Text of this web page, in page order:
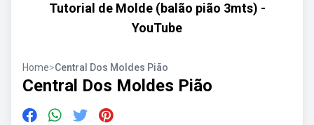
Tutorial de Molde (balão pião 3mts) -
YouTube
Home>Central Dos Moldes Pião
Central Dos Moldes Pião